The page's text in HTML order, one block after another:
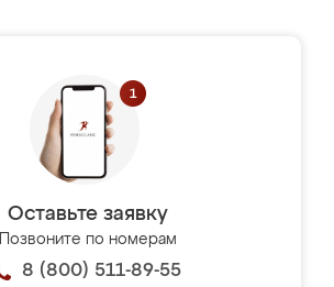
Оставьте заявку
Позвоните по номерам
8 (800) 511-89-55